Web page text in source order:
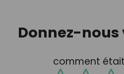
Donnez-nous
comment